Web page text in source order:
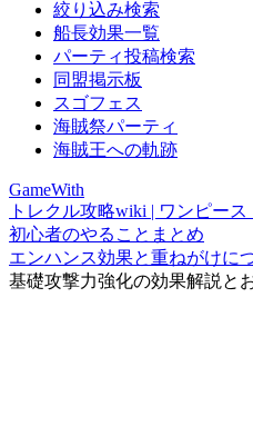
絞り込み検索
船長効果一覧
パーティ投稿検索
同盟掲示板
スゴフェス
海賊祭パーティ
海賊王への軌跡
GameWith
トレクル攻略wiki | ワンピー
初心者のやることまとめ
エンハンス効果と重ねがけに
基礎攻撃力強化の効果解説と